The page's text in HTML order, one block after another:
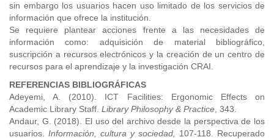
sin embargo los usuarios hacen uso limitado de los servicios de
información que ofrece la institución.
Se requiere plantear acciones frente a las necesidades de
información como: adquisición de material bibliográfico,
suscripción a recursos electrónicos y la creación de un centro de
recursos para el aprendizaje y la investigación CRAI.
REFERENCIAS BIBLIOGRÁFICAS
Adeyemi, A. (2010). ICT Facilities: Ergonomic Effects on
Academic Library Staff. Library Philosophy & Practice , 343.
Andaur, G. (2018). El uso del archivo desde la perspectiva de los
usuarios. Información, cultura y sociedad, 107-118. Recuperado